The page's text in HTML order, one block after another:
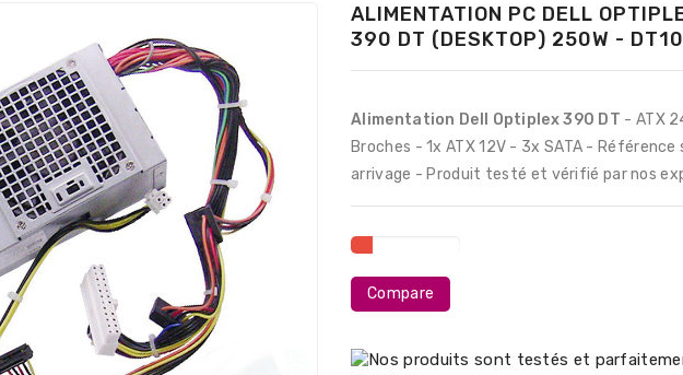
ALIMENTATION PC DELL
390 DT (DESKTOP) 250W -
Alimentation Dell Optiplex 390 DT - ATX
Broches - 1x ATX 12V - 3x SATA - Référence
arrivage - Produit testé et vérifié par nos
Compare